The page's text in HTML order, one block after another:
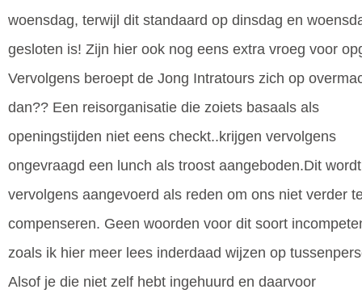
woensdag, terwijl dit standaard op dinsdag en
gesloten is! Zijn hier ook nog eens extra vroeg voor
Vervolgens beroept de Jong Intratours zich op
dan?? Een reisorganisatie die zoiets basaals als
openingstijden niet eens checkt..krijgen vervolgens
ongevraagd een lunch als troost aangeboden.Dit wordt
vervolgens aangevoerd als reden om ons niet verder
compenseren. Geen woorden voor dit soort
zoals ik hier meer lees inderdaad wijzen op
Alsof je die niet zelf hebt ingehuurd en daarvoor